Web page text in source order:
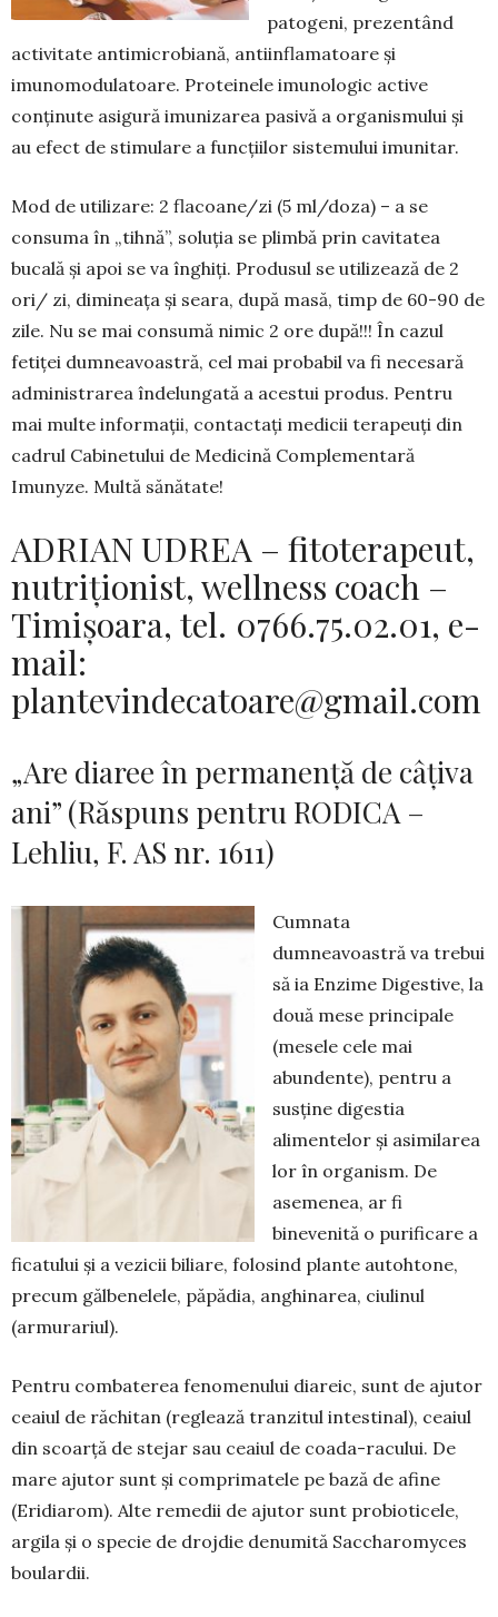
patogeni, prezentând
activitate antimicrobiană, antiinflamatoare și
imunomodulatoare. Proteinele imunologic active
conţinute asigură imunizarea pasivă a organismului şi
au efect de stimulare a funcțiilor sistemului imunitar.
Mod de utilizare: 2 flacoane/zi (5 ml/doza) – a se
consuma în „tihnă”, soluția se plimbă prin cavitatea
bucală și apoi se va înghiți. Produsul se utilizează de 2
ori/ zi, dimineața și seara, după masă, timp de 60-90 de
zile. Nu se mai consumă nimic 2 ore după!!! În cazul
fetiței dumneavoastră, cel mai probabil va fi necesară
administrarea îndelungată a acestui produs. Pentru
mai multe informații, contactaţi medicii terapeuţi din
cadrul Cabinetului de Medicină Complementară
Imunyze. Multă sănătate!
ADRIAN UDREA – fitoterapeut,
nutriționist, wellness coach –
Timișoara, tel. 0766.75.02.01, e-
mail:
plantevindecatoare@gmail.com
„Are diaree în permanență de câțiva
ani” (Răspuns pentru RODICA –
Lehliu, F. AS nr. 1611)
Cumnata
dumneavoastră va trebui
să ia Enzime Digestive, la
două mese principale
(mesele cele mai
abundente), pentru a
susține digestia
alimentelor și asimilarea
lor în organism. De
asemenea, ar fi
binevenită o purificare a
ficatului și a vezicii biliare, folosind plante autohtone,
precum gălbenelele, păpădia, anghinarea, ciulinul
(armurariul).
Pentru combaterea fenomenului diareic, sunt de ajutor
ceaiul de răchitan (reglează tranzitul intestinal), ceaiul
din scoarță de stejar sau ceaiul de coada-racului. De
mare ajutor sunt și comprimatele pe bază de afine
(Eridiarom). Alte remedii de ajutor sunt probioticele,
argila și o specie de drojdie denumită Saccharomyces
boulardii.